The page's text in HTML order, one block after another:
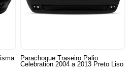
Parachoque Traseiro Palio
Celebration 2004 a 2013 Preto Liso